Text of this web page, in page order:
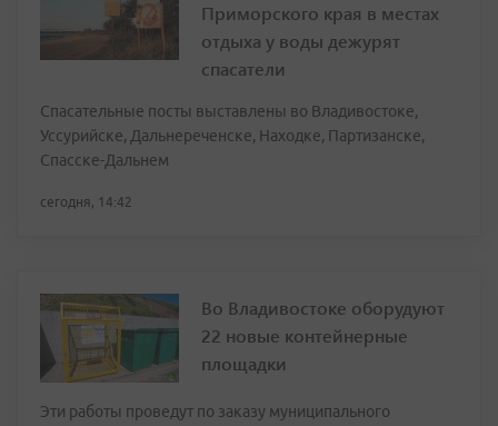
Приморского края в местах
отдыха у воды дежурят
спасатели
Спасательные посты выставлены во Владивостоке,
Уссурийске, Дальнереченске, Находке, Партизанске,
Спасске-Дальнем
сегодня, 14:42
Во Владивостоке оборудуют
22 новые контейнерные
площадки
Эти работы проведут по заказу муниципального